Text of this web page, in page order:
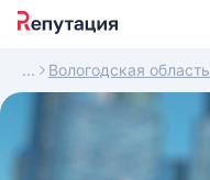
Вологодская область